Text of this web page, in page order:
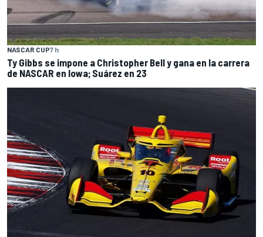
NASCAR CUP7 h
Ty Gibbs se impone a Christopher Bell y gana en la carrera
de NASCAR en Iowa; Suárez en 23